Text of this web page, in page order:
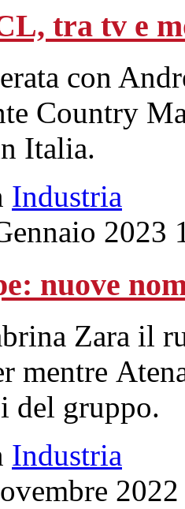
tra tv e
con
Country
Italia.
Industria
2023
nuove
Zara il
mentre
del gruppo.
Industria